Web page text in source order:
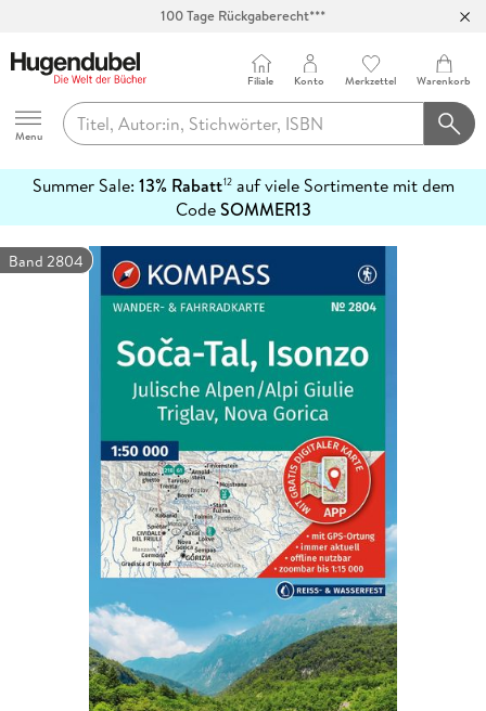
Abholung in über 100 Filialen
Hugendubel
Menu
Filiale Konto Merkzettel Warenkorb
Summer Sale: 13% Rabatt12auf viele Sortimente mit dem
CodeSOMMER13
erfahren
Band 2804